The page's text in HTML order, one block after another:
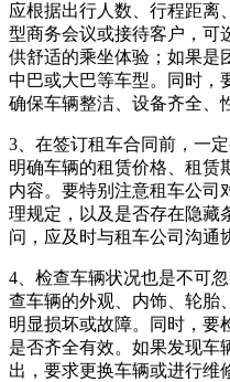
应根据出行人数、行程距离
型商务会议或接待客户，可
供舒适的乘坐体验；如果是
中巴或大巴等车型。同时，
确保车辆整洁、设备齐全、
3、在签订租车合同前，一
明确车辆的租赁价格、租赁
内容。要特别注意租车公司
理规定，以及是否存在隐藏
问，应及时与租车公司沟通
4、检查车辆状况也是不可
查车辆的外观、内饰、轮胎
明显损坏或故障。同时，要
是否齐全有效。如果发现车
出，要求更换车辆或进行维